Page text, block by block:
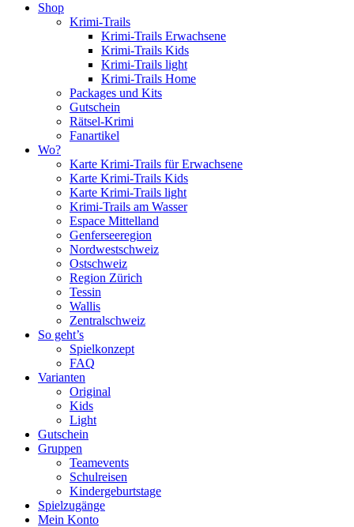
Shop
Krimi-Trails
Krimi-Trails Erwachsene
Krimi-Trails Kids
Krimi-Trails light
Krimi-Trails Home
Packages und Kits
Gutschein
Rätsel-Krimi
Fanartikel
Wo?
Karte Krimi-Trails für Erwachsene
Karte Krimi-Trails Kids
Karte Krimi-Trails light
Krimi-Trails am Wasser
Espace Mittelland
Genferseeregion
Nordwestschweiz
Ostschweiz
Region Zürich
Tessin
Wallis
Zentralschweiz
So geht’s
Spielkonzept
FAQ
Varianten
Original
Kids
Light
Gutschein
Gruppen
Teamevents
Schulreisen
Kindergeburtstage
Spielzugänge
Mein Konto